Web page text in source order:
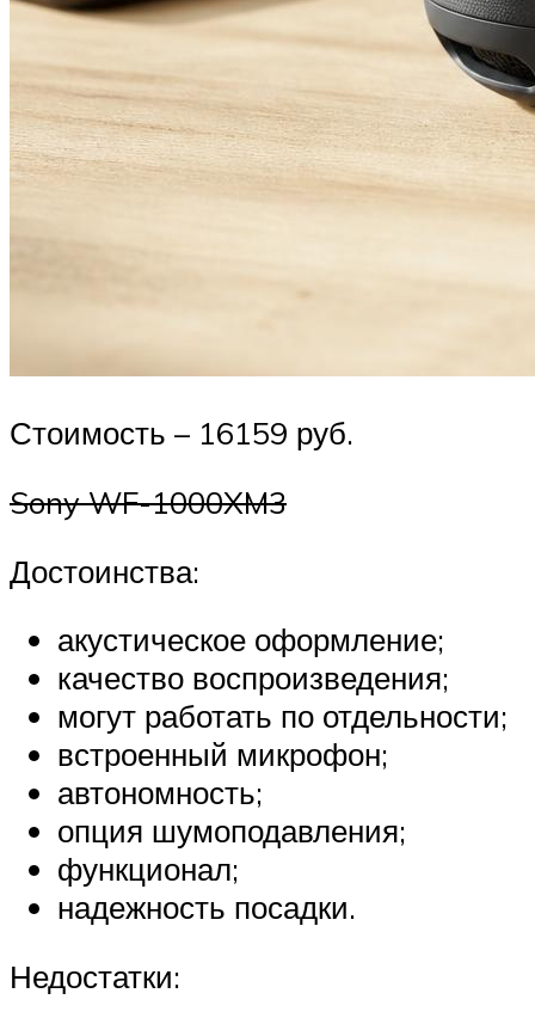
Стоимость – 16159 руб.
Sony WF-1000XM3
Достоинства:
акустическое оформление;
качество воспроизведения;
могут работать по отдельности;
встроенный микрофон;
автономность;
опция шумоподавления;
функционал;
надежность посадки.
Недостатки: